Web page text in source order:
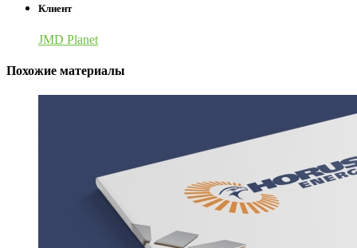
Клиент
JMD Planet
Похожие материалы